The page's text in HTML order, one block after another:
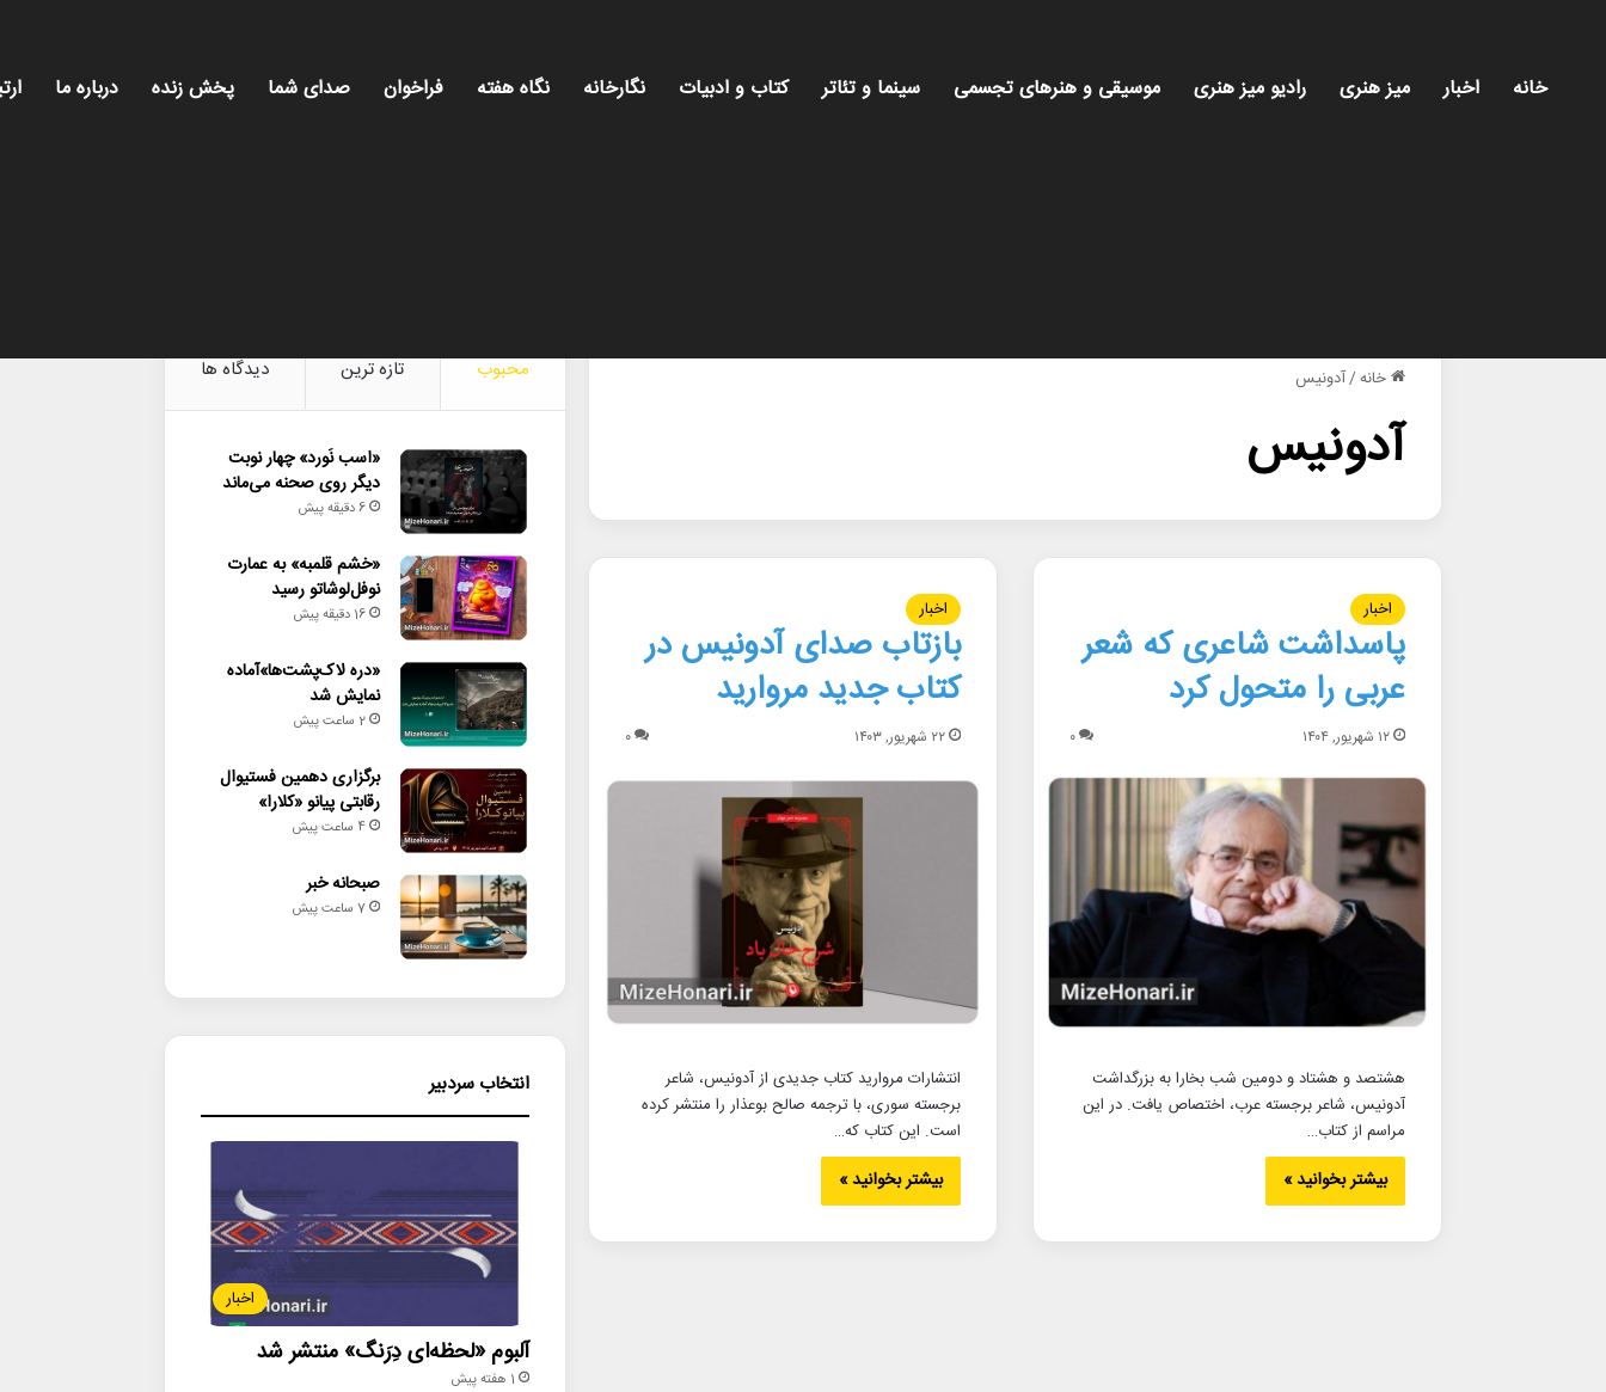
خانه اخبار میز هنری رادیو میز هنری موسیقی و هنرهای تجسمی سینما و تئاتر کتاب و ادبیات نگارخانه نگاه هفته فراخوان صدای شما پخش زنده درباره ما
خانه/آدونیس
آدونیس
اخبار
پاسداشت شاعری که شعر
عربی را متحول کرد
۱۲ شهریور, ۱۴۰۴ ۰
هشتصد و هشتاد و دومین شب بخارا به بزرگداشت
آدونیس، شاعر برجسته عرب، اختصاص یافت. در این
مراسم از کتاب…
بیشتر بخوانید »
اخبار
بازتاب صدای آدونیس در
کتاب جدید مروارید
۲۲ شهریور, ۱۴۰۳ ۰
انتشارات مروارید کتاب جدیدی از آدونیس، شاعر
برجسته سوری، با ترجمه صالح بوعذار را منتشر کرده
است. این کتاب که…
بیشتر بخوانید »
محبوب تازه ترین دیدگاه ها
«اسب نَورد» چهار نوبت
دیگر روی صحنه می‌ماند
6 دقیقه پیش
«خشم قلمبه» به عمارت
نوفل‌لوشاتو رسید
16 دقیقه پیش
«دره لاک‌پشت‌ها»آماده
نمایش شد
2 ساعت پیش
برگزاری دهمین فستیوال
رقابتی پیانو «کلارا»
4 ساعت پیش
صبحانه خبر
7 ساعت پیش
انتخاب سردبیر
اخبار
آلبوم «لحظه‌ای دِرَنگ» منتشر شد
1 هفته پیش